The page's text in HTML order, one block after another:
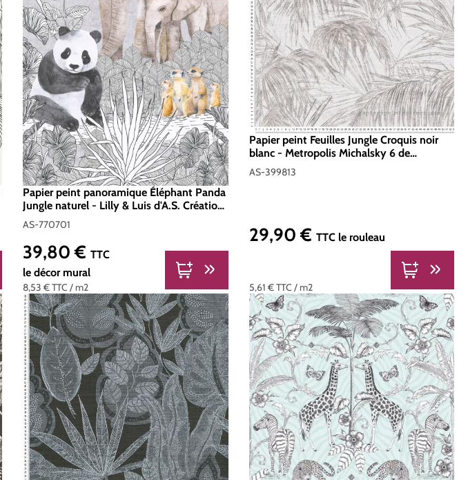
Papier peint panoramique Éléphant Panda
Jungle naturel - Lilly & Luis d'A.S. Création
| Réf. AS-770701
AS-770701
8,53 €TTC/ m2
Prix régulier :
39,80 €TTC
le décor mural
Papier peint Feuilles Jungle Croquis noir
blanc - Metropolis Michalsky 6 de
Livingwalls | Réf. AS-399813
AS-399813
5,61 €TTC / m2
Prix régulier :
29,90 € TTC le rouleau